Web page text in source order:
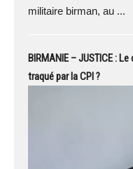
militaire birman, au ...
BIRMANIE – JUSTICE :
traqué par la CPI ?